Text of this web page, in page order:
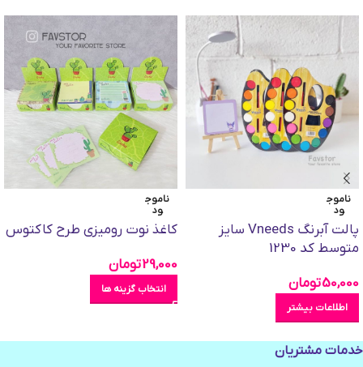
ناموج
ود
پالت آبرنگ Vneeds سایز
متوسط کد 1230
50,000تومان
اطلاعات بیشتر
ناموج
ود
کاغذ نوت رومیزی طرح کاکتوس
29,000تومان
انتخاب گزینه ها
خدمات مشتریان